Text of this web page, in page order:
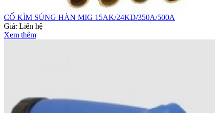
CỔ KÌM SÚNG HÀN MIG 15AK/24KD/350A/500A
Giá: Liên hệ
Xem thêm